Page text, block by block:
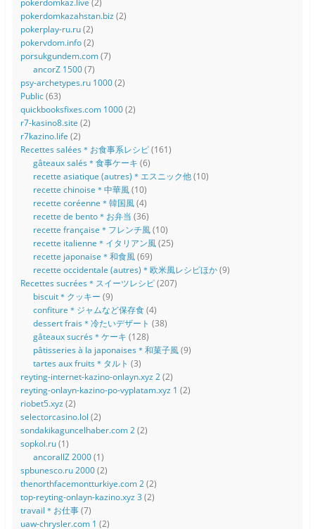
pokerdomkaz.live (2)
pokerdomkazahstan.biz (2)
pokerplay-ru.ru(2)
pokervdom.info(2)
porsukgundem.com(7)
ancorZ 1500(7)
psy-archetypes.ru 1000(2)
Public(63)
quickbooksfixes.com 1000(2)
r7-kasino8.site (2)
r7kazino.life (2)
Recettes salées＊お食事系レシピ(161)
gâteaux salés＊食事ケーキ (6)
recette asiatique (autres)＊エスニック他(10)
recette chinoise＊中華風(10)
recette coréenne＊韓国風(4)
recette de bento＊お弁当 (36)
recette française＊フレンチ風(10)
recette italienne＊イタリアン風(25)
recette japonaise＊和食風(69)
recette occidentale (autres)＊欧米風レシピほか(9)
Recettes sucrées＊スイーツレシピ(207)
biscuit＊クッキー (9)
confiture＊ジャムなど保存食(4)
dessert frais＊冷たいデザート (38)
gâteaux sucrés＊ケーキ (128)
pâtisseries à la japonaises＊和菓子風(9)
tartes aux fruits＊タルト (3)
reyting-internet-kazino-onlayn.xyz 2(2)
reyting-onlayn-kazino-po-vyplatam.xyz 1 (2)
riobet5.xyz (2)
selectorcasino.lol (2)
sondakikaguncelhaber.com 2(2)
sopkol.ru(1)
ancorallZ 2000(1)
spbunesco.ru 2000(2)
thenorthfacemontturkiye.com 2(2)
top-reyting-onlayn-kazino.xyz 3 (2)
travail＊お仕事(7)
uaw-chrysler.com 1 (2)